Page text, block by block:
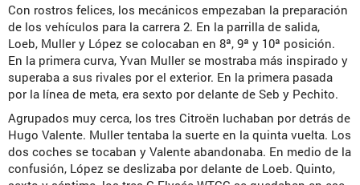
Con rostros felices, los mecánicos empezaban la preparación
de los vehículos para la carrera 2. En la parrilla de salida,
Loeb, Muller y López se colocaban en 8ª, 9ª y 10ª posición.
En la primera curva, Yvan Muller se mostraba más inspirado y
superaba a sus rivales por el exterior. En la primera pasada
por la línea de meta, era sexto por delante de Seb y Pechito.
Agrupados muy cerca, los tres Citroën luchaban por detrás de
Hugo Valente. Muller tentaba la suerte en la quinta vuelta. Los
dos coches se tocaban y Valente abandonaba. En medio de la
confusión, López se deslizaba por delante de Loeb. Quinto,